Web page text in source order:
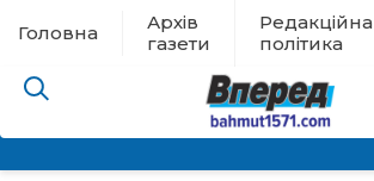
Головна
Архів
газети
Редакційна
політика